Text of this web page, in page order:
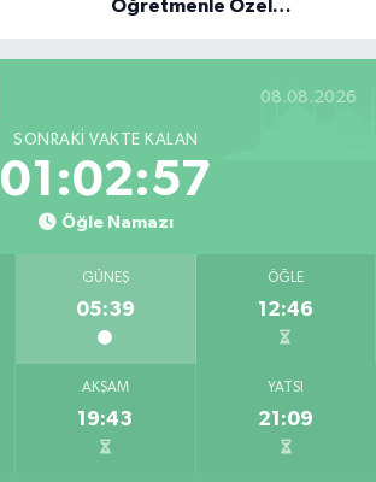
Öğretmenle Özel
08.08.2026
SONRAKI VAKTE KALAN
01:02:56
Öğle Namazı
GÜNEŞ
05:39
ÖĞLE
12:46
AKŞAM
19:43
YATSI
21:09